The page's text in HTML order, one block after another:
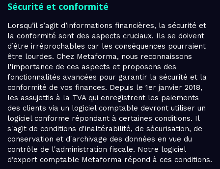
Sécurité et conformité
Lorsqu’il s’agit d’informations financières, la sécurité et
la conformité sont des aspects cruciaux. Ils se doivent
d’être irréprochables car les conséquences pourraient
être lourdes. Chez Metaforma, nous reconnaissons
l'importance de ces aspects et proposons des
fonctionnalités avancées pour garantir la sécurité et la
conformité de vos finances. Depuis le 1er janvier 2018,
les assujettis à la TVA qui enregistrent les paiements
des clients via un logiciel comptable devront utiliser un
logiciel conforme répondant à certaines conditions. Il
s'agit de conditions d'inaltérabilité, de sécurisation, de
conservation et d'archivage des données en vue du
contrôle de l'administration fiscale. Notre logiciel
d’export comptable Metaforma répond à ces conditions.